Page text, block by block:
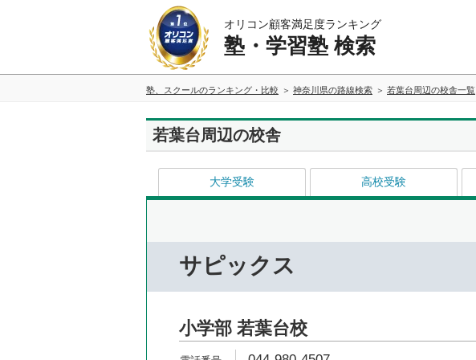
オリコン顧客満足度ランキング
塾・学習塾 検索
塾、スクールのランキング・比較 神奈川県の路線検索 若葉台周辺の校舎一覧
若葉台周辺の校舎
大学受験 高校受験
サピックス
小学部 若葉台校